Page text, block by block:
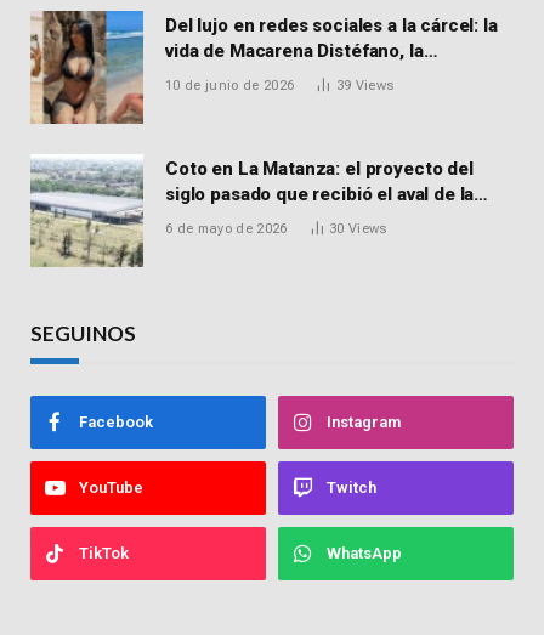
Del lujo en redes sociales a la cárcel: la
vida de Macarena Distéfano, la
influencer de San Martín acusada de
10 de junio de 2026 39 Views
Coto en La Matanza: el proyecto del
siglo pasado que recibió el aval de la
Justicia para reactivar una obra frenada
6 de mayo de 2026 30 Views
SEGUINOS
Facebook Instagram
YouTube Twitch
TikTok WhatsApp